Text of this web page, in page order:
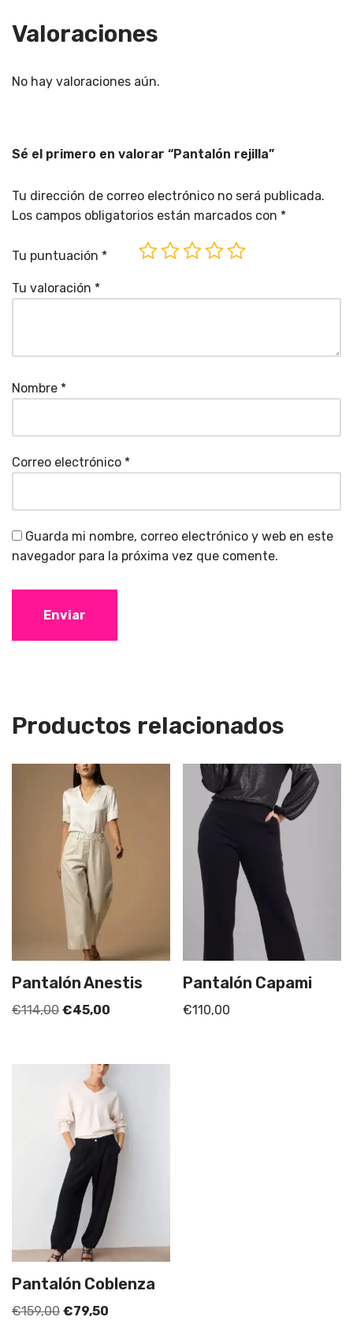
Valoraciones
No hay valoraciones aún.
Sé el primero en valorar “Pantalón rejilla”
Tu dirección de correo electrónico no será publicada.
Los campos obligatorios están marcados con *
Tu puntuación *
Tu valoración *
Nombre *
Correo electrónico *
Guarda mi nombre, correo electrónico y web en este
navegador para la próxima vez que comente.
Productos relacionados
Pantalón Anestis
€114,00 €45,00
Pantalón Capami
€110,00
Pantalón Coblenza
€159,00 €79,50